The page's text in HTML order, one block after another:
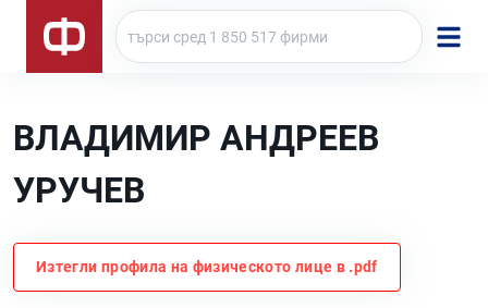
ВЛАДИМИР АНДРЕЕВ
УРУЧЕВ
Изтегли профила на физическото лице в .pdf